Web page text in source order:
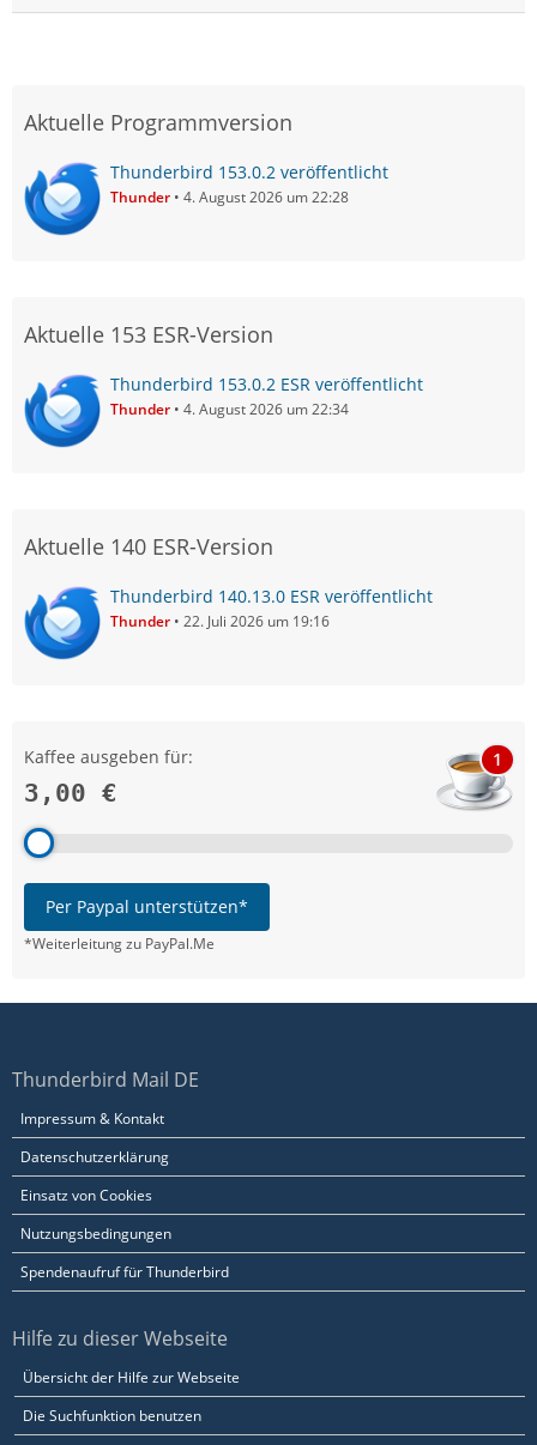
Aktuelle Programmversion
Thunderbird 153.0.2 veröffentlicht
Thunder 4. August 2026 um 22:28
Aktuelle 153 ESR-Version
Thunderbird 153.0.2 ESR veröffentlicht
Thunder 4. August 2026 um 22:34
Aktuelle 140 ESR-Version
Thunderbird 140.13.0 ESR veröffentlicht
Thunder 22. Juli 2026 um 19:16
Kaffee ausgeben für:
3,00 €
1
Per Paypal unterstützen*
*Weiterleitung zu PayPal.Me
Thunderbird Mail DE
Impressum & Kontakt
Datenschutzerklärung
Einsatz von Cookies
Nutzungsbedingungen
Spendenaufruf für Thunderbird
Hilfe zu dieser Webseite
Übersicht der Hilfe zur Webseite
Die Suchfunktion benutzen